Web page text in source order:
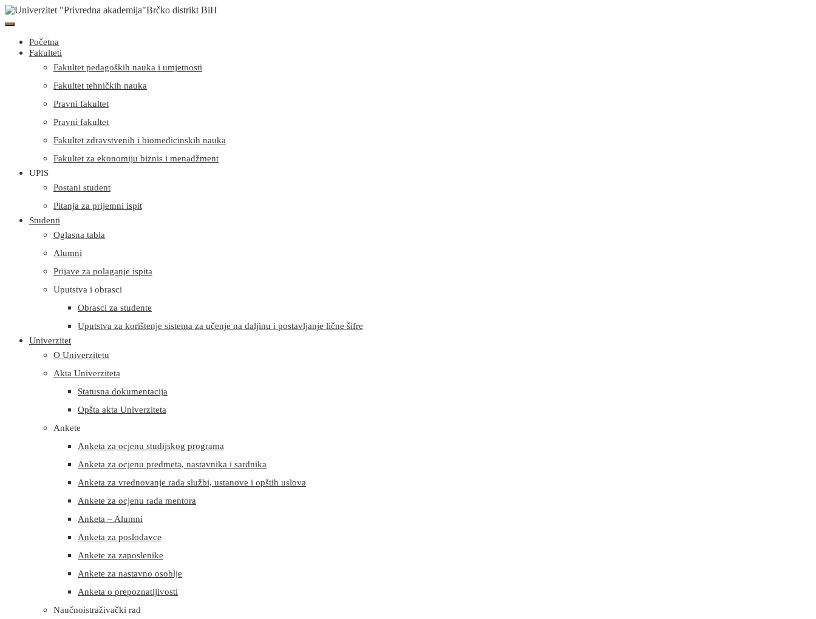
Početna
Fakulteti
Fakultet pedagoških nauka i umjetnosti
Fakultet tehničkih nauka
Pravni fakultet
Pravni fakultet
Fakultet zdravstvenih i biomedicinskih nauka
Fakultet za ekonomiju biznis i menadžment
UPIS
Postani student
Pitanja za prijemni ispit
Studenti
Oglasna tabla
Alumni
Prijave za polaganje ispita
Uputstva i obrasci
Obrasci za studente
Uputstva za korištenje sistema za učenje na daljinu i postavljanje lične šifre
Univerzitet
O Univerzitetu
Akta Univerziteta
Statusna dokumentacija
Opšta akta Univerziteta
Ankete
Anketa za ocjenu studijskog programa
Anketa za ocjenu predmeta, nastavnika i sardnika
Anketa za vrednovanje rada službi, ustanove i opštih uslova
Ankete za ocjenu rada mentora
Anketa – Alumni
Anketa za poslodavce
Ankete za zaposlenike
Ankete za nastavno osoblje
Anketa o prepoznatljivosti
Naučnoistraživački rad